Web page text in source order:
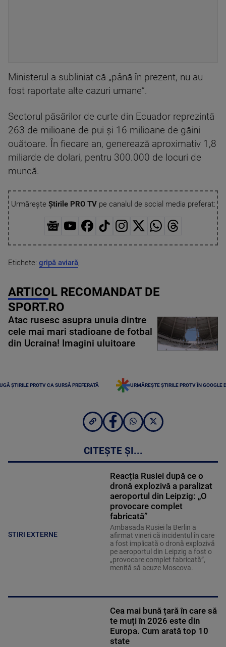
Ministerul a subliniat că „până în prezent, nu au
fost raportate alte cazuri umane”.
Sectorul păsărilor de curte din Ecuador reprezintă
263 de milioane de pui şi 16 milioane de găini
ouătoare. În fiecare an, generează aproximativ 1,8
miliarde de dolari, pentru 300.000 de locuri de
muncă.
Urmărește Știrile PRO TVpe canalul de social media preferat:
Etichete: gripă aviară,
ARTICOL RECOMANDAT DE
SPORT.RO
Atac rusesc asupra unuia dintre
cele mai mari stadioane de fotbal
din Ucraina! Imagini uluitoare
ȘTIRILE PROTV CA SURSĂ PREFERATĂ URMĂREȘTE ȘTIRILE PROTV ÎN GOOGLE
CITEȘTE ȘI...
STIRI EXTERNE
Reacția Rusiei după ce o
dronă explozivă a paralizat
aeroportul din Leipzig: „O
provocare complet
fabricată”
Ambasada Rusiei la Berlin a
afirmat vineri că incidentul în care
a fost implicată o dronă explozivă
pe aeroportul din Leipzig a fost o
„provocare complet fabricată”,
menită să acuze Moscova.
Cea mai bună țară în care să
te muți în 2026 este din
Europa. Cum arată top 10
state